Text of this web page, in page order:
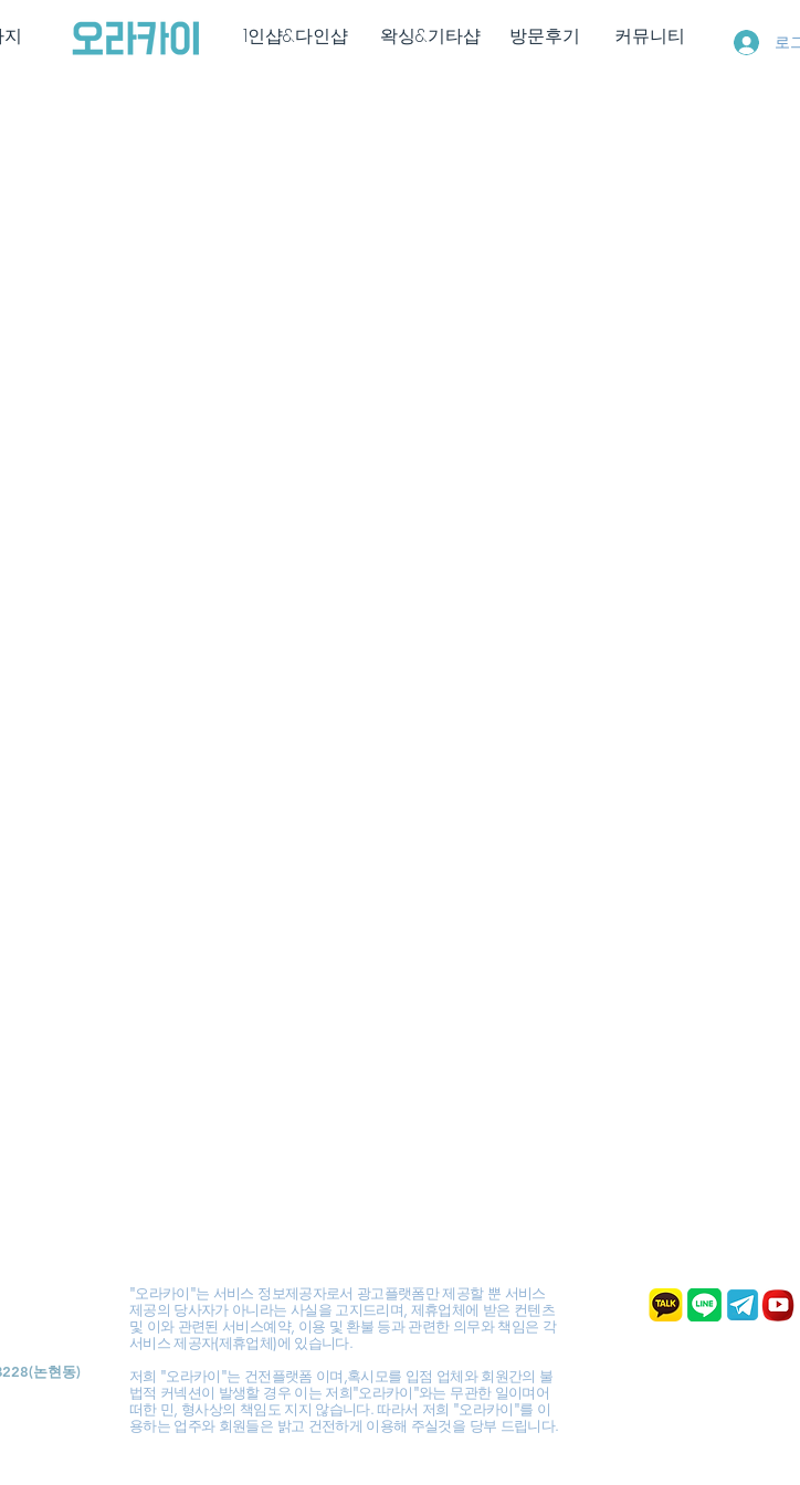
1인샵&다인샵 왁싱&기타샵 방문후기 커뮤니티 로
논현동)
"오라카이"는 서비스 정보제공자로서 광고플랫폼만 제공할 뿐 서비스
제공의 당사자가 아니라는 사실을 고지드리며, 제휴업체에 받은 컨텐츠
및 이와 관련된 서비스예약, 이용 및 환불 등과 관련한 의무와 책임은 각
서비스 제공자(제휴업체)에 있습니다.
저희 "오라카이"는 건전플랫폼 이며,혹시모를 입점 업체와 회원간의 불
법적 커넥션이 발생할 경우 이는 저희"오라카이"와는 무관한 일이며어
떠한 민, 형사상의 책임도 지지 않습니다. 따라서 저희 "오라카이"를 이
용하는 업주와 회원들은 밝고 건전하게 이용해 주실것을 당부 드립니다.